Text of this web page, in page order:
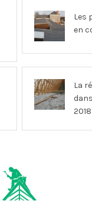
Les
en
La
2018